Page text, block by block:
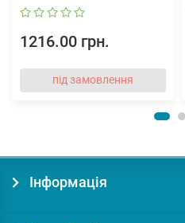
1216.00 грн.
під замовлення
Інформація